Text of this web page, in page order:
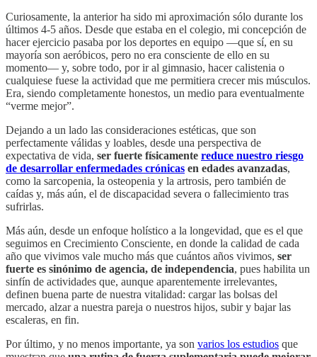
Curiosamente, la anterior ha sido mi aproximación sólo durante los
últimos 4-5 años. Desde que estaba en el colegio, mi concepción de
hacer ejercicio pasaba por los deportes en equipo —que sí, en su
mayoría son aeróbicos, pero no era consciente de ello en su
momento— y, sobre todo, por ir al gimnasio, hacer calistenia o
cualquiese fuese la actividad que me permitiera crecer mis músculos.
Era, siendo completamente honestos, un medio para eventualmente
“verme mejor”.
Dejando a un lado las consideraciones estéticas, que son
perfectamente válidas y loables, desde una perspectiva de
expectativa de vida, ser fuerte físicamente reduce nuestro riesgo
de desarrollar enfermedades crónicas en edades avanzadas,
como la sarcopenia, la osteopenia y la artrosis, pero también de
caídas y, más aún, el de discapacidad severa o fallecimiento tras
sufrirlas.
Más aún, desde un enfoque holístico a la longevidad, que es el que
seguimos en Crecimiento Consciente, en donde la calidad de cada
año que vivimos vale mucho más que cuántos años vivimos, ser
fuerte es sinónimo de agencia, de independencia, pues habilita un
sinfín de actividades que, aunque aparentemente irrelevantes,
definen buena parte de nuestra vitalidad: cargar las bolsas del
mercado, alzar a nuestra pareja o nuestros hijos, subir y bajar las
escaleras, en fin.
Por último, y no menos importante, ya son varios los estudios que